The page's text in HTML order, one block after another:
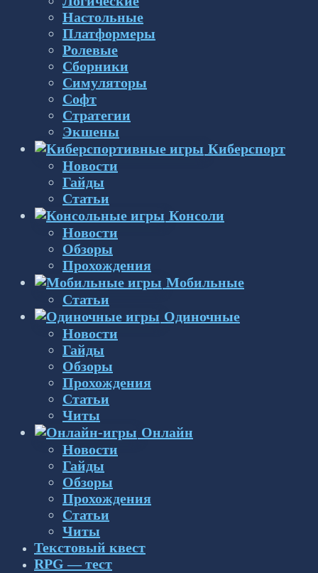
Настольные
Платформеры
Ролевые
Сборники
Симуляторы
Софт
Стратегии
Экшены
Киберспорт
Новости
Гайды
Статьи
Консоли
Новости
Обзоры
Прохождения
Мобильные
Статьи
Одиночные
Новости
Гайды
Обзоры
Прохождения
Статьи
Читы
Онлайн
Новости
Гайды
Обзоры
Прохождения
Статьи
Читы
Текстовый квест
RPG — тест